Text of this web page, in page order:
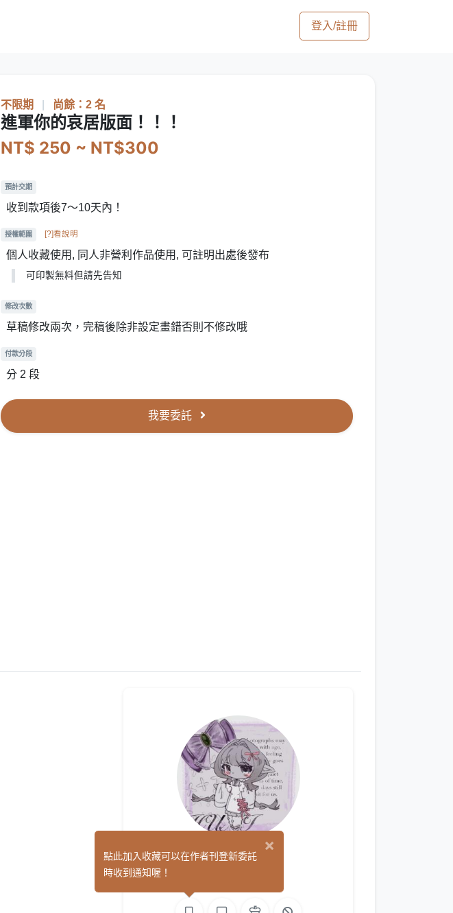
登入/註冊
不限期 尚餘：2 名
進軍你的哀居版面！！！
NT$ 250 ~ NT$300
預計交期
收到款項後7～10天內！
授權範圍 [?]看說明
個人收藏使用, 同人非營利作品使用, 可註明出處後發布
可印製無料但請先告知
修改次數
草稿修改兩次，完稿後除非設定畫錯否則不修改哦
付款分段
分 2 段
我要委託
胡泥 (0)
×
點此加入收藏可以在作者刊登新委託
時收到通知喔！